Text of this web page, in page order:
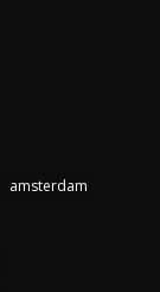
amsterdam